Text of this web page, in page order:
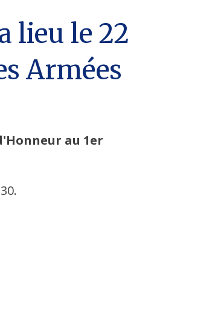
lieu le 22
Armées
au 1er